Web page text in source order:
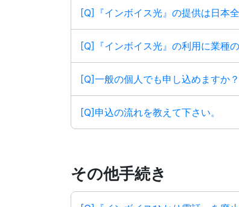
[Q]『インボイス光』の提供は日本
[Q]『インボイス光』の利用に業種
[Q]一般の個人でも申し込めますか？
[Q]申込の流れを教えて下さい。
その他手続き